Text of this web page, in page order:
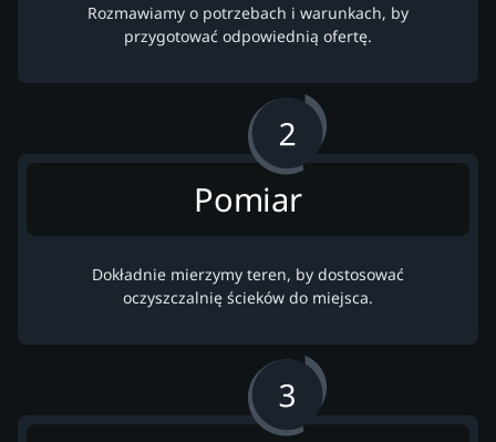
Rozmawiamy o potrzebach i warunkach, by
przygotować odpowiednią ofertę.
Pomiar
Dokładnie mierzymy teren, by dostosować
oczyszczalnię ścieków do miejsca.